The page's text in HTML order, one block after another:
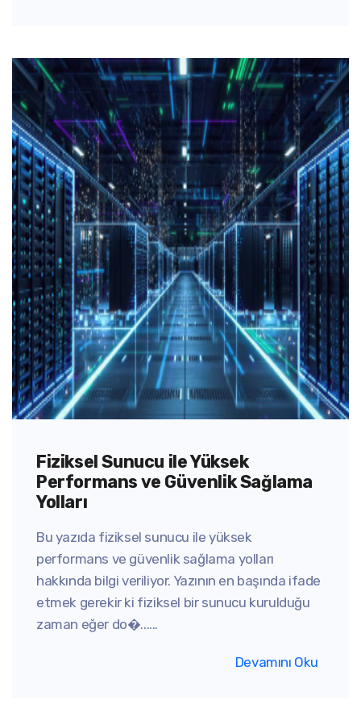
Fiziksel Sunucu ile Yüksek
Performans ve Güvenlik Sağlama
Yolları
Bu yazıda fiziksel sunucu ile yüksek
performans ve güvenlik sağlama yolları
hakkında bilgi veriliyor. Yazının en başında ifade
etmek gerekir ki fiziksel bir sunucu kurulduğu
zaman eğer do�......
Devamını Oku